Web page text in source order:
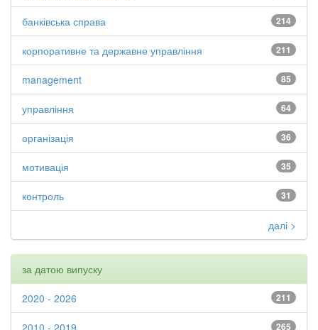
214
банківська справа
211
корпоративне та державне управління
85
management
64
управління
36
організація
35
мотивація
31
контроль
далі >
за датою випуску
211
2020 - 2026
265
2010 - 2019